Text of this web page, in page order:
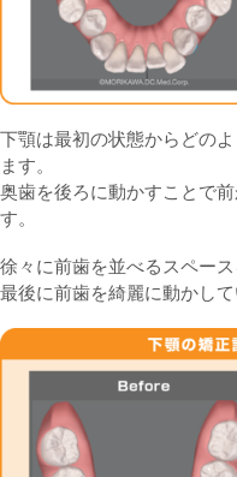
下顎は最初の状態からどの
ます。
奥歯を後ろに動かすことで
す。
徐々に前歯を並べるスペー
最後に前歯を綺麗に動かして